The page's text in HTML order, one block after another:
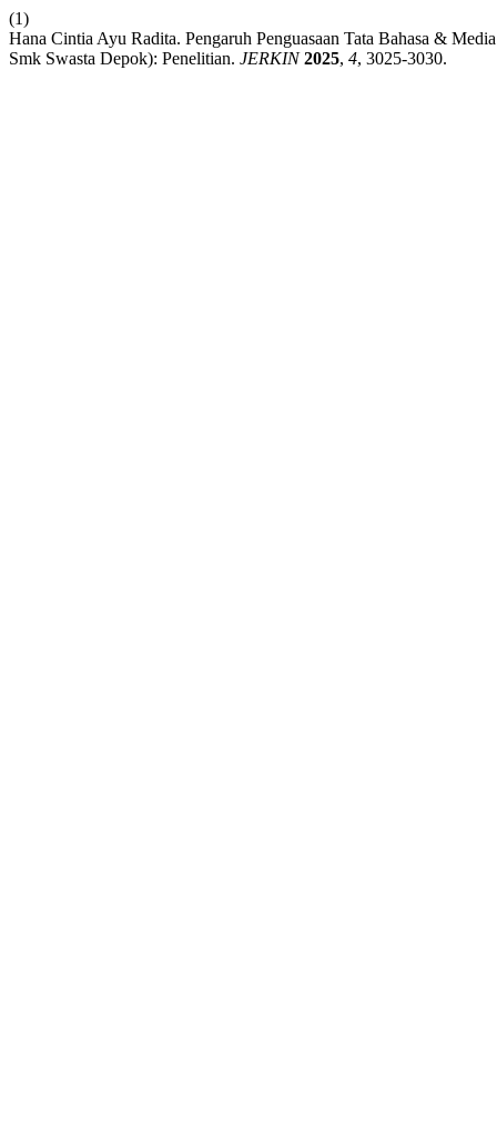
(1)
Hana Cintia Ayu Radita. Pengaruh Penguasaan Tata Bahasa &
Smk Swasta Depok): Penelitian. JERKIN 2025, 4, 3025-3030.